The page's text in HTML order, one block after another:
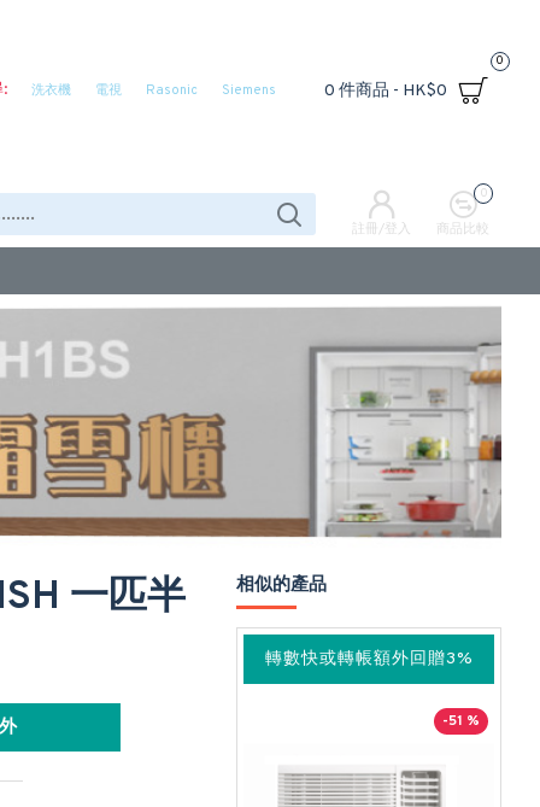
: 洗衣機 電視 Rasonic Siemens 0 件商品 - HK$0
0
註冊/登入 商品比較
0
一匹半 相似的產品
轉數快或轉帳額外回贈3%
-51 %